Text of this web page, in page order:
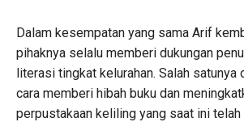
Dalam kesempatan yang sama Arif
pihaknya selalu memberi dukungan
literasi tingkat kelurahan. Salah satunya
cara memberi hibah buku dan
perpustakaan keliling yang saat ini